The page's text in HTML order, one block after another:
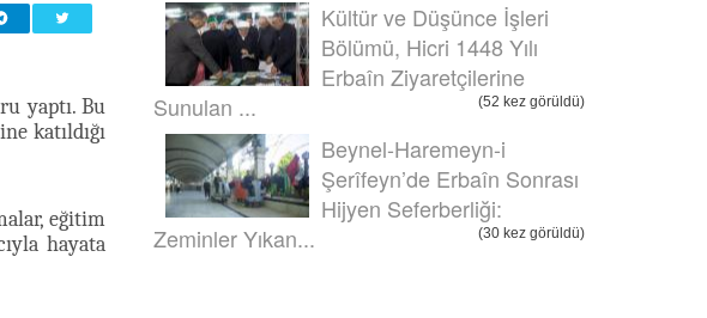
yaptı. Bu
katıldığı
eğitim
hayata
Kültür ve Düşünce İşleri
Bölümü, Hicri 1448 Yılı
Erbaîn Ziyaretçilerine
Sunulan ...
(52 kez görüldü)
Beynel-Haremeyn-i
Şerîfeyn’de Erbaîn Sonrası
Hijyen Seferberliği:
Zeminler Yıkan...
(30 kez görüldü)